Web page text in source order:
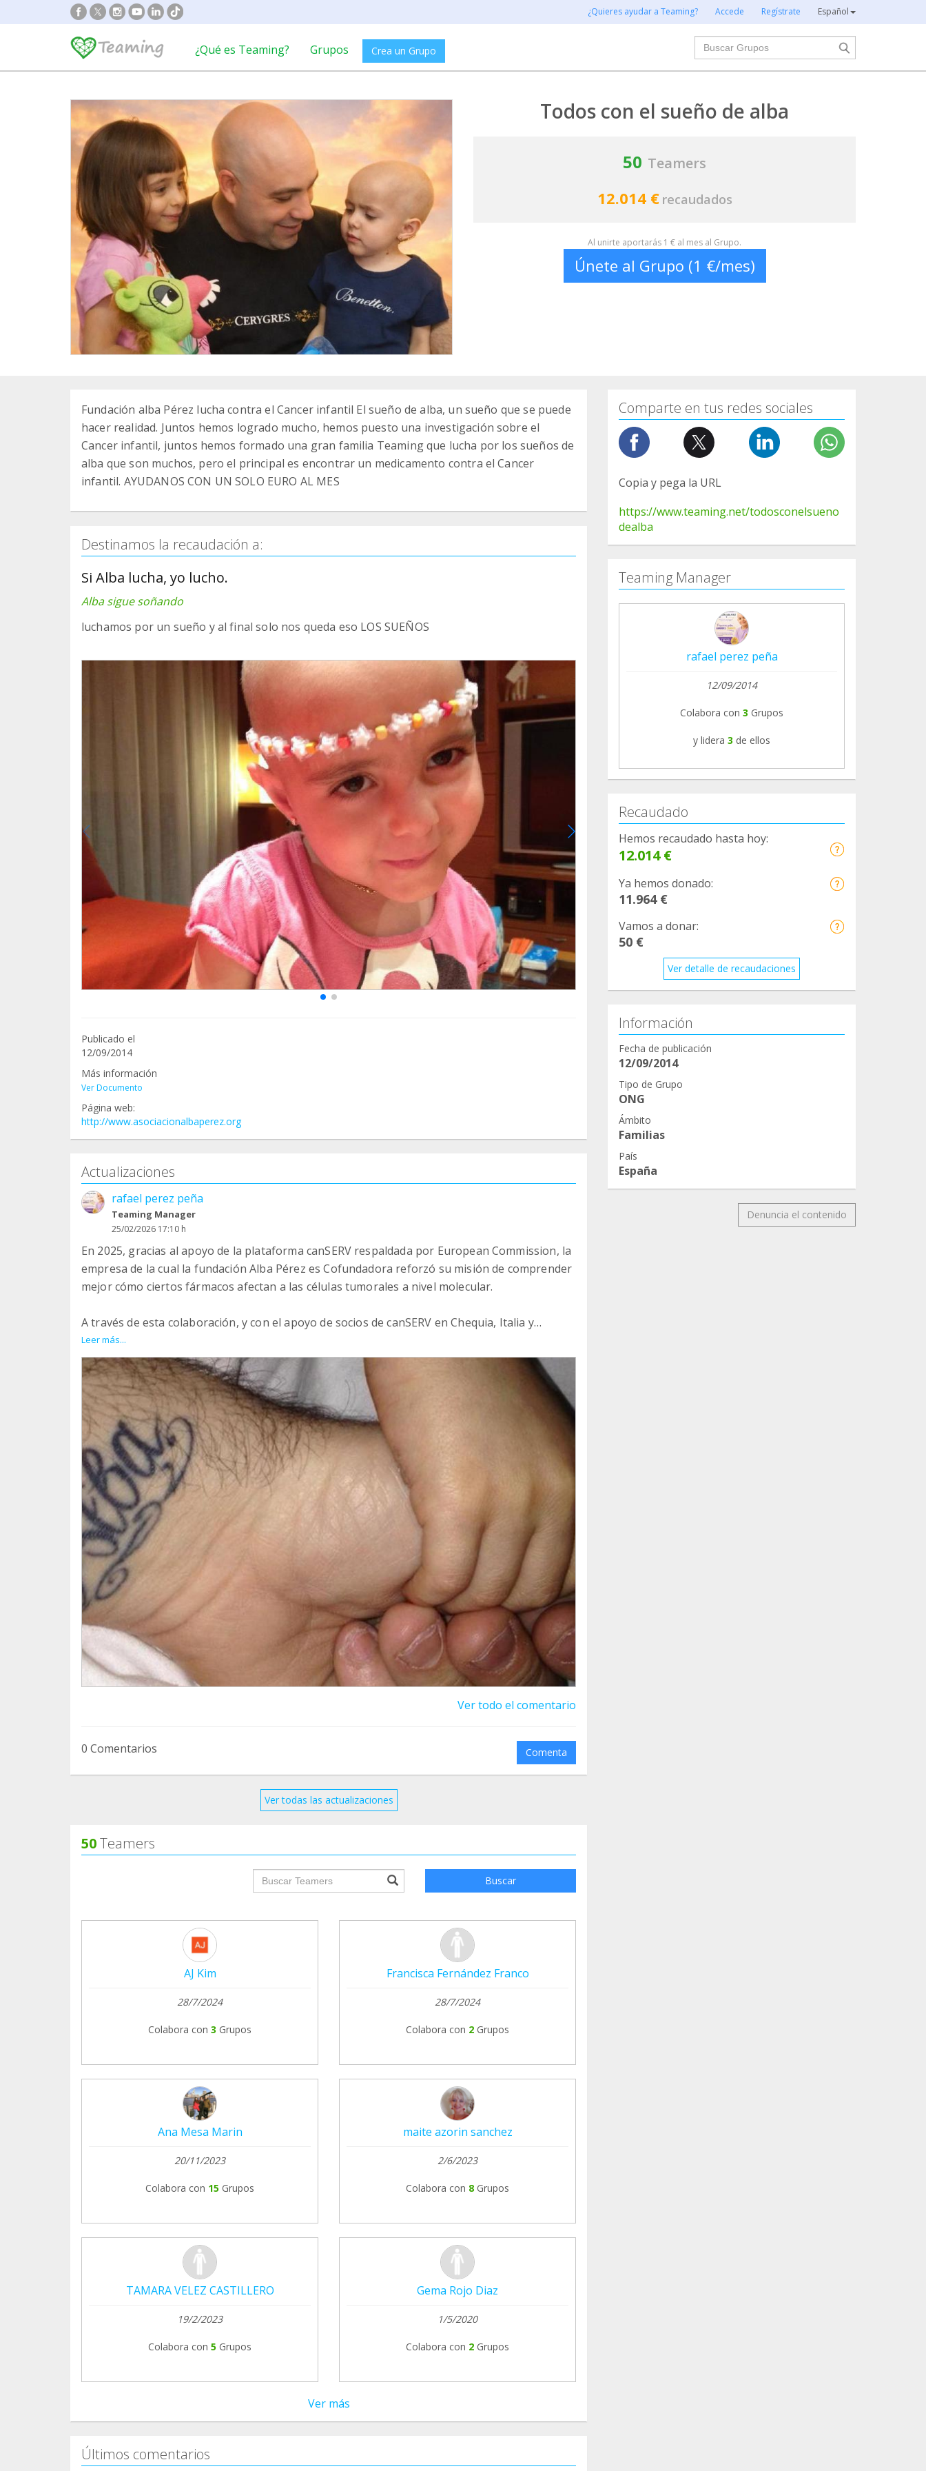
¿Quieres ayudar a Teaming? Accede Regístrate Español
¿Qué es Teaming? Grupos Crea un Grupo
Buscar
Todos con el sueño de alba
50 Teamers
12.014 € recaudados
Al unirte aportarás 1 € al mes al Grupo.
Únete al Grupo (1 €/mes)
Fundación alba Pérez lucha contra el Cancer infantil El sueño de alba, un sueño que se puede
hacer realidad. Juntos hemos logrado mucho, hemos puesto una investigación sobre el
Cancer infantil, juntos hemos formado una gran familia Teaming que lucha por los sueños de
alba que son muchos, pero el principal es encontrar un medicamento contra el Cancer
infantil. AYUDANOS CON UN SOLO EURO AL MES
Destinamos la recaudación a:
Si Alba lucha, yo lucho.
Alba sigue soñando
luchamos por un sueño y al final solo nos queda eso LOS SUEÑOS
Publicado el
12/09/2014
Más información
Ver Documento
Página web:
http://www.asociacionalbaperez.org
Actualizaciones
rafael perez peña
Teaming Manager
25/02/2026 17:10 h
En 2025, gracias al apoyo de la plataforma canSERV respaldada por European Commission, la
empresa de la cual la fundación Alba Pérez es Cofundadora reforzó su misión de comprender
mejor cómo ciertos fármacos afectan a las células tumorales a nivel molecular.
A través de esta colaboración, y con el apoyo de socios de canSERV en Chequia, Italia y
Alemania, accedimos a análisis multiómicos avanzados, integrando datos genómicos y
proteómicos para rastrear cómo los genes y proteínas en las células cancerosas responden
al tratamiento a lo largo del tiempo.
Este trabajo aporta valiosas perspectivas sobre la biología del cáncer y ayuda a avanzar en
enfoques más precisos y basados en datos para el desarrollo de fármacos
Por eso debemos seguir investigando el cáncer infantil para llegar nuevos fármacos a los
niños enfermos de cáncer infantil.
1€ https://f.mtr.cool/mxwkycqykx
Donar un solo euro para investigar el cáncer infantil
Leer más...
Ver todo el comentario
0 Comentarios Comenta
Ver todas las actualizaciones
50Teamers
groupProfile.searchForm.search.text??? Buscar
AJ Kim
28/7/2024
Colabora con 3 Grupos
Francisca Fernández Franco
28/7/2024
Colabora con 2 Grupos
Ana Mesa Marin
20/11/2023
Colabora con 15 Grupos
maite azorin sanchez
2/6/2023
Colabora con 8 Grupos
TAMARA VELEZ CASTILLERO
19/2/2023
Colabora con 5 Grupos
Gema Rojo Diaz
1/5/2020
Colabora con 2 Grupos
Ver más
Últimos comentarios
Comparte en tus redes sociales
Copia y pega la URL
https://www.teaming.net/todosconelsueno
dealba
Teaming Manager
rafael perez peña
12/09/2014
Colabora con 3 Grupos
y lidera 3 de ellos
Recaudado
Hemos recaudado hasta hoy:
12.014 €
Ya hemos donado:
11.964 €
Vamos a donar:
50 €
Ver detalle de recaudaciones
Información
Fecha de publicación
12/09/2014
Tipo de Grupo
ONG
Ámbito
Familias
País
España
Denuncia el contenido